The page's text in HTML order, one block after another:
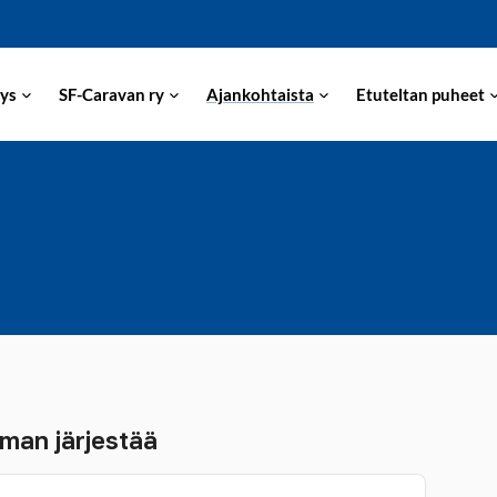
SF-Caravan ry Ajankohtaista Etuteltan puheet
järjestää